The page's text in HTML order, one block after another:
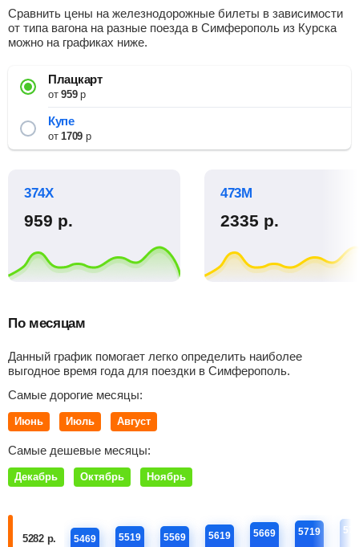
Сравнить цены на железнодорожные билеты в зависимости
от типа вагона на разные поезда в Симферополь из Курска
можно на графиках ниже.
Плацкарт
от959р
Купе
от1709р
374Х
959 р.
473М
2335 р.
По месяцам
Данный график помогает легко определить наиболее
выгодное время года для поездки в Симферополь.
Самые дорогие месяцы:
Июнь Июль Август
Самые дешевые месяцы:
Декабрь Октябрь Ноябрь
5282 р. 5469 5519 5569 5619 5669 5719